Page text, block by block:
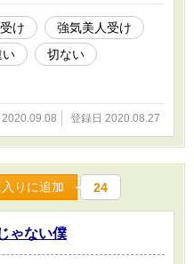
てやられたという感じで二人
ップルとなるが、争いは絶え
３年間をともに過ごし、とも
、晴れて同じ大学に入学する
２人の歯車は微妙にずれ始め
らすじはシリアス気取りです
ルの日常。基本らぶらぶ。 表
け
強気美人受け
い
切ない
登録日 2020.08.27
りに追加 24
ゃない僕